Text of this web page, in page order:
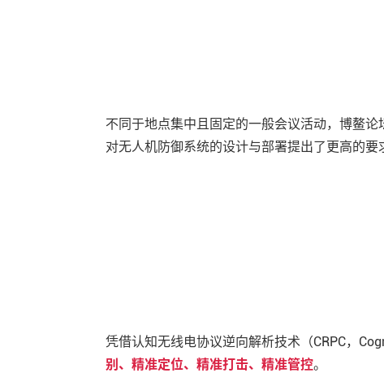
不同于地点集中且固定的一般会议活动，博鳌
对无人机防御系统的设计与部署提出了更高的要
凭借认知无线电协议逆向解析技术（CRPC，
别、精准定位、精准打击、精准管控。